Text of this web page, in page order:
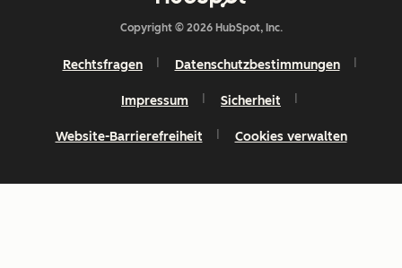
Copyright © 2026 HubSpot, Inc.
Rechtsfragen Datenschutzbestimmungen
Impressum Sicherheit
Website-Barrierefreiheit Cookies verwalten